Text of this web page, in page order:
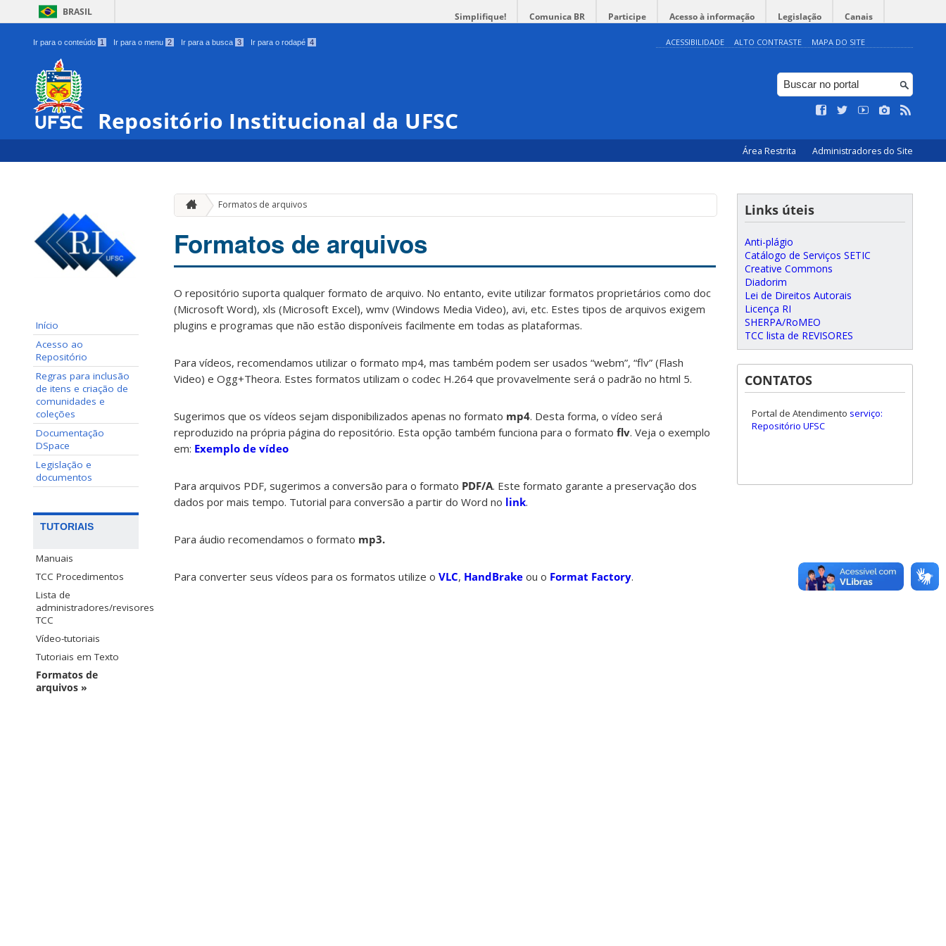
BRASIL Simplifique! Comunica BR Participe Acesso à informação Legislação Canais
Ir para o conteúdo 1 Ir para o menu 2 Ir para a busca 3 Ir para o rodapé 4 ACESSIBILIDADE ALTO CONTRASTE MAPA DO SITE
Repositório Institucional da UFSC
Área Restrita Administradores do Site
Início
Acesso ao
Repositório
Regras para inclusão
de itens e criação de
comunidades e
coleções
Documentação
DSpace
Legislação e
documentos
TUTORIAIS
Manuais
TCC Procedimentos
Lista de
administradores/revisores
TCC
Vídeo-tutoriais
Tutoriais em Texto
Formatos de
arquivos »
Formatos de arquivos
Formatos de arquivos
O repositório suporta qualquer formato de arquivo. No entanto, evite utilizar formatos proprietários como doc
(Microsoft Word), xls (Microsoft Excel), wmv (Windows Media Video), avi, etc. Estes tipos de arquivos exigem
plugins e programas que não estão disponíveis facilmente em todas as plataformas.
Para vídeos, recomendamos utilizar o formato mp4, mas também podem ser usados “webm”, “flv” (Flash
Video) e Ogg+Theora. Estes formatos utilizam o codec H.264 que provavelmente será o padrão no html 5.
Sugerimos que os vídeos sejam disponibilizados apenas no formato mp4. Desta forma, o vídeo será
reproduzido na própria página do repositório. Esta opção também funciona para o formato flv. Veja o exemplo
em: Exemplo de vídeo
Para arquivos PDF, sugerimos a conversão para o formato PDF/A. Este formato garante a preservação dos
dados por mais tempo. Tutorial para conversão a partir do Word no link.
Para áudio recomendamos o formato mp3.
Para converter seus vídeos para os formatos utilize o VLC, HandBrake ou o Format Factory.
Links úteis
Anti-plágio
Catálogo de Serviços SETIC
Creative Commons
Diadorim
Lei de Direitos Autorais
Licença RI
SHERPA/RoMEO
TCC lista de REVISORES
CONTATOS
Portal de Atendimento serviço:
Repositório UFSC